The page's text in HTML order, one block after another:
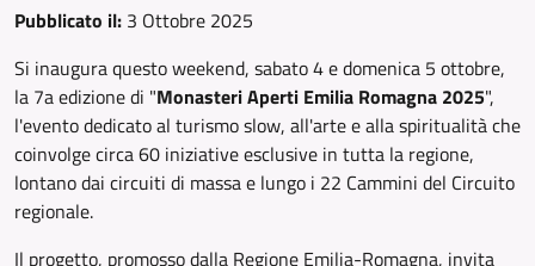
Pubblicato il: 3 Ottobre 2025
Si inaugura questo weekend, sabato 4 e domenica 5 ottobre,
la 7a edizione di "Monasteri Aperti Emilia Romagna 2025",
l'evento dedicato al turismo slow, all'arte e alla spiritualità che
coinvolge circa 60 iniziative esclusive in tutta la regione,
lontano dai circuiti di massa e lungo i 22 Cammini del Circuito
regionale.
Il progetto, promosso dalla Regione Emilia-Romagna, invita